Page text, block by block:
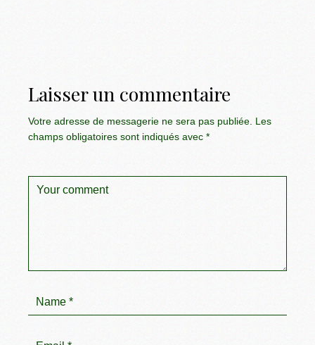
Laisser un commentaire
Votre adresse de messagerie ne sera pas publiée. Les
champs obligatoires sont indiqués avec*